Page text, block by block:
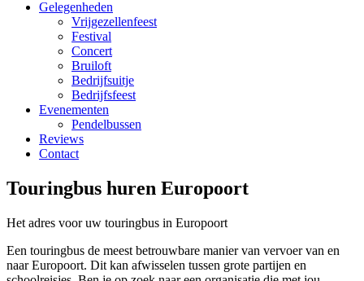
Gelegenheden
Vrijgezellenfeest
Festival
Concert
Bruiloft
Bedrijfsuitje
Bedrijfsfeest
Evenementen
Pendelbussen
Reviews
Contact
Touringbus huren Europoort
Het adres voor uw touringbus in Europoort
Een touringbus de meest betrouwbare manier van vervoer van en
naar Europoort. Dit kan afwisselen tussen grote partijen en